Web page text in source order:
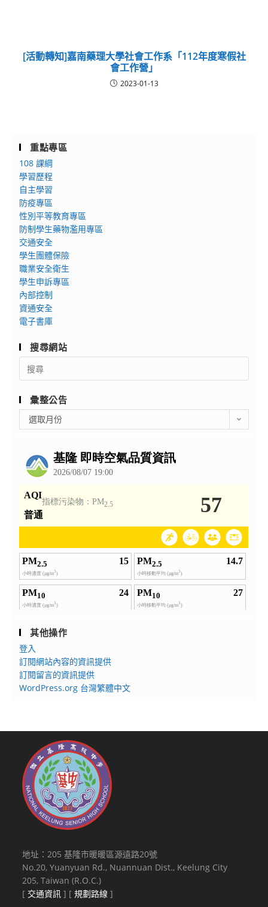
[活動轉知]嘉南藥理大學社會工作系「112年度寒假社
會工作營」
2023-01-13
重點專區
108 課綱
學習歷程
自主學習
防疫專區
性別平等教育專區
防制學生藥物濫用專區
交通安全
學生團體保險
職業安全衛生
學生申訴專區
內部控制
資通安全
電子書庫
搜尋網站
Search
for:
彙整公告
整
選取月份
其他操作
登入
訂閱網站內容的資訊提供
訂閱留言的資訊提供
WordPress.org 台灣繁體中文
地址：205 基隆市暖暖區源遠路20號
No.20, Yuanyuan Rd., Nuannuan Dist., Keelung City
205, Taiwan (R.O.C.)
[ 交通資訊 ] [規劃路線 ]